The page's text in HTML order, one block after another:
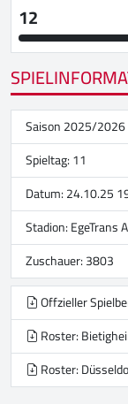
12
Saison 2025/2026
Spieltag: 11
Datum: 24.10.25
Stadion:EgeTrans
Zuschauer: 3803
Offzieller
Roster:
Roster: